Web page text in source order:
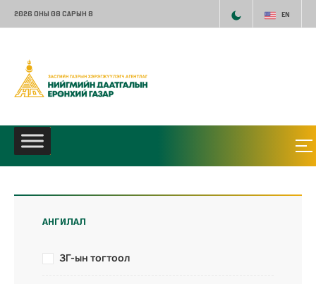
2026 ОНЫ 08 САРЫН 8 EN
АНГИЛАЛ
ЗГ-ын тогтоол